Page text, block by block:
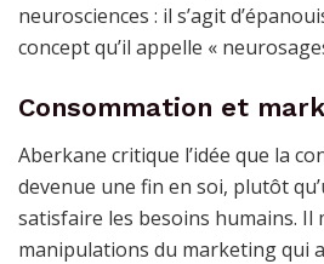
neurosciences : il s’agit
concept qu’il appelle «
Consommation et
Aberkane critique l’idée que la
devenue une fin en soi, plutôt
satisfaire les besoins humains. Il
manipulations du marketing qui